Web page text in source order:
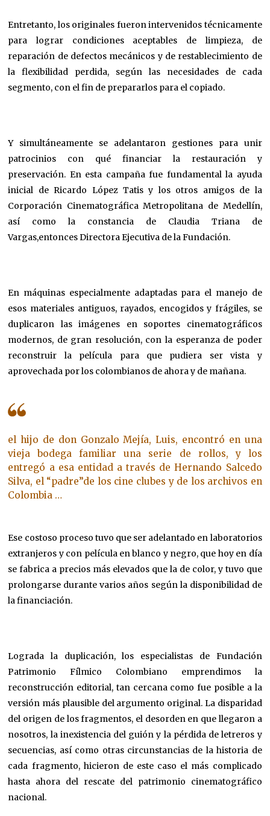
Entretanto, los originales fueron intervenidos técnicamente
para lograr condiciones aceptables de limpieza, de
reparación de defectos mecánicos y de restablecimiento de
la flexibilidad perdida, según las necesidades de cada
segmento, con el fin de prepararlos para el copiado.
Y simultáneamente se adelantaron gestiones para unir
patrocinios con qué financiar la restauración y
preservación. En esta campaña fue fundamental la ayuda
inicial de Ricardo López Tatis y los otros amigos de la
Corporación Cinematográfica Metropolitana de Medellín,
así como la constancia de Claudia Triana de
Vargas,entonces Directora Ejecutiva de la Fundación.
En máquinas especialmente adaptadas para el manejo de
esos materiales antiguos, rayados, encogidos y frágiles, se
duplicaron las imágenes en soportes cinematográficos
modernos, de gran resolución, con la esperanza de poder
reconstruir la película para que pudiera ser vista y
aprovechada por los colombianos de ahora y de mañana.
el hijo de don Gonzalo Mejía, Luis, encontró en una
vieja bodega familiar una serie de rollos, y los
entregó a esa entidad a través de Hernando Salcedo
Silva, el “padre”de los cine clubes y de los archivos en
Colombia …
Ese costoso proceso tuvo que ser adelantado en laboratorios
extranjeros y con película en blanco y negro, que hoy en día
se fabrica a precios más elevados que la de color, y tuvo que
prolongarse durante varios años según la disponibilidad de
la financiación.
Lograda la duplicación, los especialistas de Fundación
Patrimonio Fílmico Colombiano emprendimos la
reconstrucción editorial, tan cercana como fue posible a la
versión más plausible del argumento original. La disparidad
del origen de los fragmentos, el desorden en que llegaron a
nosotros, la inexistencia del guión y la pérdida de letreros y
secuencias, así como otras circunstancias de la historia de
cada fragmento, hicieron de este caso el más complicado
hasta ahora del rescate del patrimonio cinematográfico
nacional.